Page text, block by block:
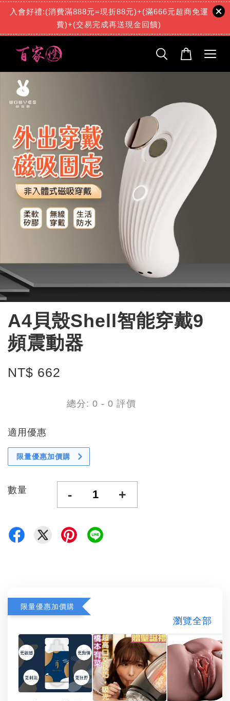
入會好禮:(消費滿888元=現折88元)+(滿666元超商免運
費)+(交易完成再送現金回饋)
A4貝殼Shell智能穿戴9
頻震動器
NT$ 662
總分: 0 - 0 評價
適用優惠
限量優惠加價購
數量 - +
限量優惠加價購
瀏覽全部